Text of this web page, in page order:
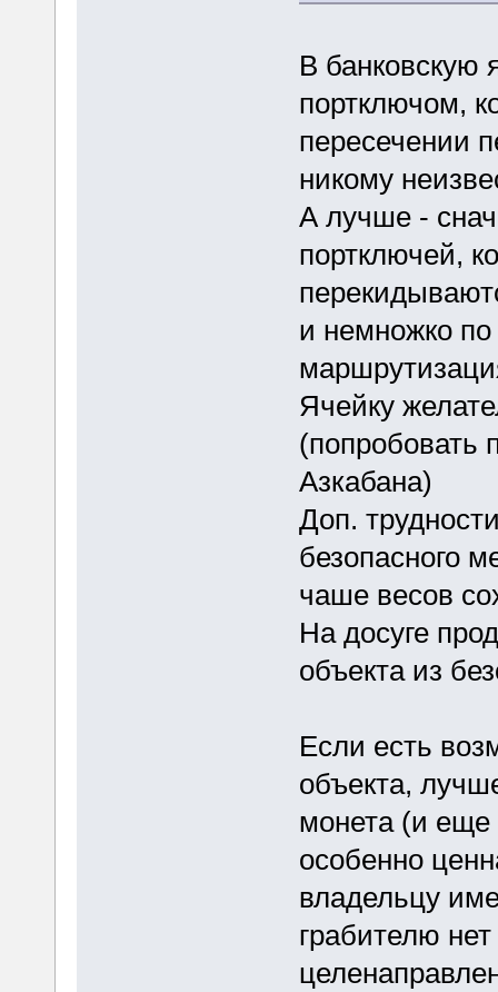
В банковскую
портключом,
пересечении
никому
А лучше -
портключей,
и немножко
Ячейку
(попробовать
Азкабана)
Доп.
безопасного
чаше весов
На досуге
объекта из
Если есть
объекта,
монета (и еще
особенно
владельцу
грабителю